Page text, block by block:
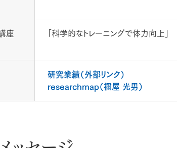
座
「科学的なトレーニングで体力向上」
研究業績（外部リンク）
researchmap（禰屋 光男）